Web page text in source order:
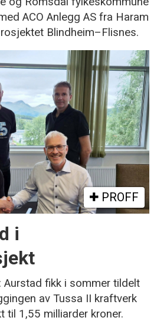
ACO Anlegg AS fra Haram
Blindheim–Flisnes.
PROFF
i
Aurstad fikk i sommer tildelt
av Tussa II kraftverk
til 1,55 milliarder kroner.